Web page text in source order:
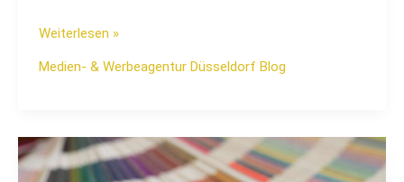
Weiterlesen »
Medien- & Werbeagentur Düsseldorf Blog
Die
perfekte